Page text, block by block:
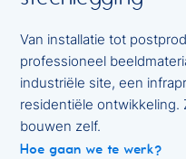
Van installatie tot
professioneel
industriële site, een
residentiële ontwikkeling.
bouwen zelf.
Hoe gaan we te werk?